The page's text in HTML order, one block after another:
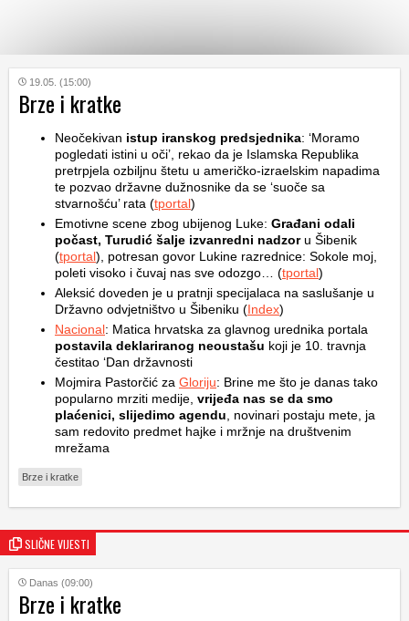
KATEGORIJE
HRVATSKI
WEB
19.05. (15:00)
Brze i kratke
Neočekivan istup iranskog predsjednika: ‘Moramo
pogledati istini u oči’, rekao da je Islamska Republika
pretrpjela ozbiljnu štetu u američko-izraelskim napadima
te pozvao državne dužnosnike da se ‘suoče sa
stvarnošću’ rata (tportal)
Emotivne scene zbog ubijenog Luke: Građani odali
počast, Turudić šalje izvanredni nadzoru Šibenik
(tportal), potresan govor Lukine razrednice: Sokole moj,
poleti visoko i čuvaj nas sve odozgo… (tportal)
Aleksić doveden je u pratnji specijalaca na saslušanje u
Državno odvjetništvo u Šibeniku (Index)
Nacional: Matica hrvatska za glavnog urednika portala
postavila deklariranog neoustašu koji je 10. travnja
čestitao ‘Dan državnosti
Mojmira Pastorčić za Gloriju: Brine me što je danas tako
popularno mrziti medije, vrijeđa nas se da smo
plaćenici, slijedimo agendu , novinari postaju mete, ja
sam redovito predmet hajke i mržnje na društvenim
mrežama
Brze i kratke
SLIČNE VIJESTI
Danas (09:00)
Brze i kratke